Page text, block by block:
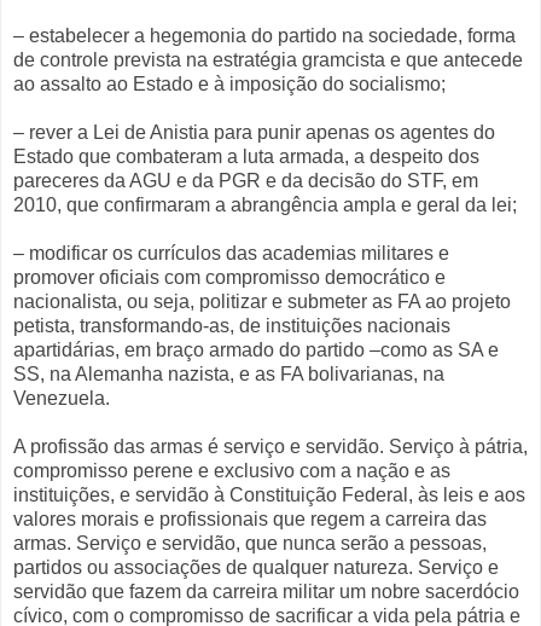
– estabelecer a hegemonia do partido na sociedade, forma
de controle prevista na estratégia gramcista e que antecede
ao assalto ao Estado e à imposição do socialismo;
– rever a Lei de Anistia para punir apenas os agentes do
Estado que combateram a luta armada, a despeito dos
pareceres da AGU e da PGR e da decisão do STF, em
2010, que confirmaram a abrangência ampla e geral da lei;
– modificar os currículos das academias militares e
promover oficiais com compromisso democrático e
nacionalista, ou seja, politizar e submeter as FA ao projeto
petista, transformando-as, de instituições nacionais
apartidárias, em braço armado do partido –como as SA e
SS, na Alemanha nazista, e as FA bolivarianas, na
Venezuela.
A profissão das armas é serviço e servidão. Serviço à pátria,
compromisso perene e exclusivo com a nação e as
instituições, e servidão à Constituição Federal, às leis e aos
valores morais e profissionais que regem a carreira das
armas. Serviço e servidão, que nunca serão a pessoas,
partidos ou associações de qualquer natureza. Serviço e
servidão que fazem da carreira militar um nobre sacerdócio
cívico, com o compromisso de sacrificar a vida pela pátria e